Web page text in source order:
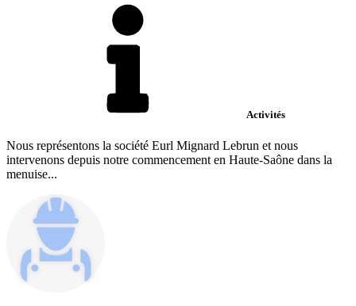
Activités
Nous représentons la société Eurl Mignard Lebrun et nous
intervenons depuis notre commencement en Haute-Saône dans la
menuise...